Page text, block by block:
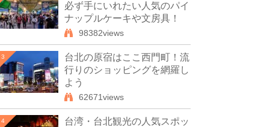
必ず手にいれたい人気のパイ
ナップルケーキや文房具！
98382views
3
台北の原宿はここ西門町！流
行りのショッピングを網羅し
よう
62671views
4
台湾・台北観光の人気スポッ